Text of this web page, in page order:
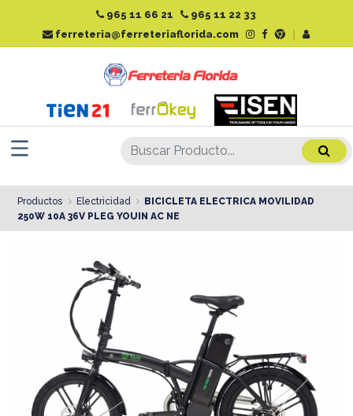
965 11 66 21
965 11 22 33
ferreteria@ferreteriaflorida.com
Productos Electricidad
BICICLETA ELECTRICA MOVILIDAD
250W 10A 36V PLEG YOUIN AC NE